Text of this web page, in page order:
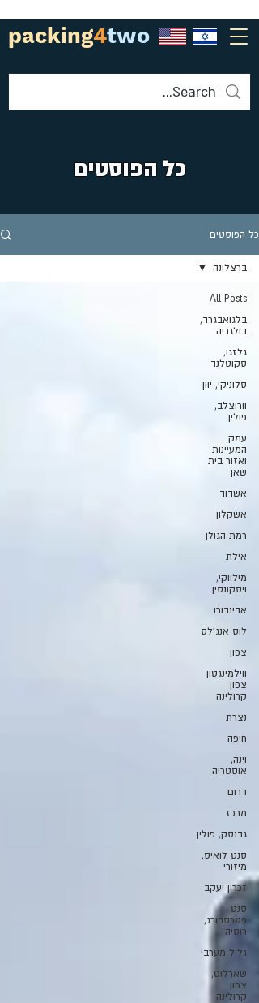
packing4two
כל הפוסטים
כל הפוסטים
All Posts
בלגואבגרד,
בולגריה
גלזגו,
סקוטלנד
סלוניקי, יוון
וורוצלב,
פולין
עמק
המעיינות
ואזור בית
שאן
אשדוד
אשקלון
רמת הגולן
אילת
מילווקי,
ויסקונסין
אדינבורו
לוס אנג'לס
צפון
ווילמינגטון
צפון
קרולינה
נצרת
חיפה
וינה,
אוסטריה
דרום
מרכז
גדנסק, פולין
סנט לואיס,
מיזורי
זכרון יעקב
סנט
פטרסבורג,
רוסיה
גליל מערבי
שארלוט,
צפון
קרולינה
ברצלונה